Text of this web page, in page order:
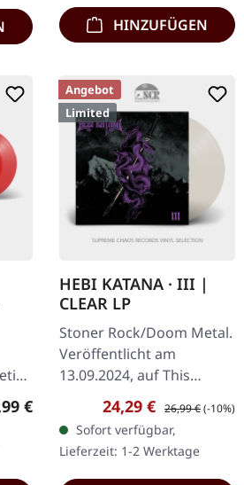
HINZUFÜGEN
2LP
Preis:
€
Angebot
Limited
HEBI KATANA · III |
CLEAR LP
Stoner Rock/Doom Metal.
Veröffentlicht am
13.09.2024, auf This
Charming Man. Klares
Vinyl, limitiert auf 200
Exemplare Das dritte
Studioalbum von…
Verkaufspreis:
24,29 € Regulärer Preis:
26,99 €(-10%)
Sofort verfügbar,
Lieferzeit: 1-2 Werktage